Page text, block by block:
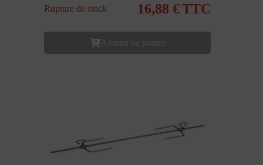
Rupture de stock 16,88 €TTC
Ajouter au panier